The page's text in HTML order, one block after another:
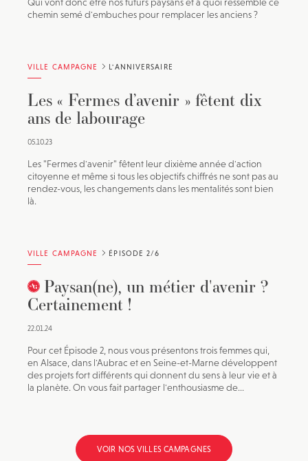
chemin semé d'embuches pour remplacer les anciens ?
VILLE CAMPAGNE L'ANNIVERSAIRE
Les « Fermes d’avenir » fêtent dix
ans de labourage
05.10.23
Les "Fermes d'avenir" fêtent leur dixième année d'action
citoyenne et même si tous les objectifs chiffrés ne sont pas au
rendez-vous, les changements dans les mentalités sont bien
là.
VILLE CAMPAGNE ÉPISODE 2/6
Paysan(ne), un métier d'avenir ?
Certainement !
22.01.24
Pour cet Épisode 2, nous vous présentons trois femmes qui,
en Alsace, dans l'Aubrac et en Seine-et-Marne développent
des projets fort différents qui donnent du sens à leur vie et à
la planète. On vous fait partager l'enthousiasme de...
VOIR NOS VILLES CAMPAGNES